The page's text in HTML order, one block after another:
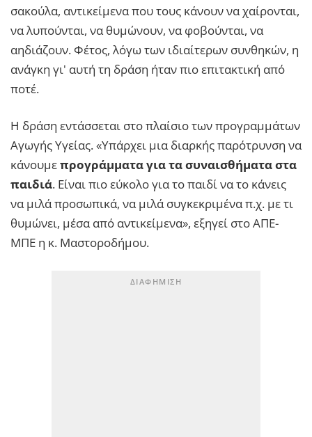
σακούλα, αντικείμενα που τους κάνουν να χαίρονται,
να λυπούνται, να θυμώνουν, να φοβούνται, να
αηδιάζουν. Φέτος, λόγω των ιδιαίτερων συνθηκών, η
ανάγκη γι' αυτή τη δράση ήταν πιο επιτακτική από
ποτέ.
Η δράση εντάσσεται στο πλαίσιο των προγραμμάτων
Αγωγής Υγείας. «Υπάρχει μια διαρκής παρότρυνση να
κάνουμεπρογράμματα για τα συναισθήματα στα
παιδιά. Είναι πιο εύκολο για το παιδί να το κάνεις
να μιλά προσωπικά, να μιλά συγκεκριμένα π.χ. με τι
θυμώνει, μέσα από αντικείμενα», εξηγεί στο ΑΠΕ-
ΜΠΕ η κ. Μαστοροδήμου.